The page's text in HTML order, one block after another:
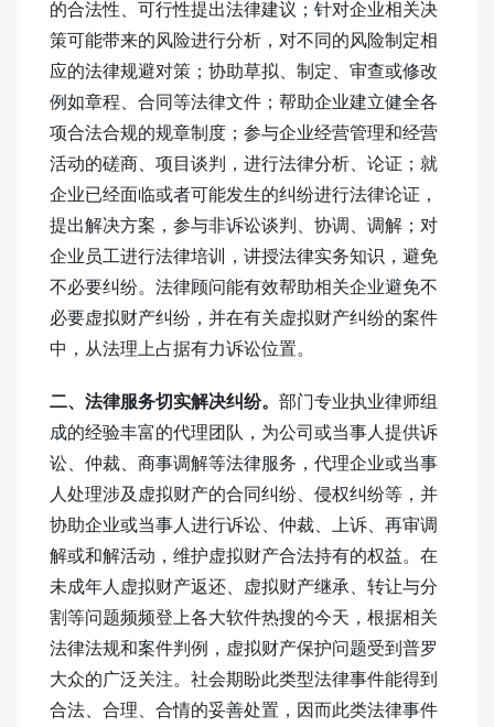
的合法性、可行性提出法律建议；针对企业相关决
策可能带来的风险进行分析，对不同的风险制定相
应的法律规避对策；协助草拟、制定、审查或修改
例如章程、合同等法律文件；帮助企业建立健全各
项合法合规的规章制度；参与企业经营管理和经营
活动的磋商、项目谈判，进行法律分析、论证；就
企业已经面临或者可能发生的纠纷进行法律论证，
提出解决方案，参与非诉讼谈判、协调、调解；对
企业员工进行法律培训，讲授法律实务知识，避免
不必要纠纷。法律顾问能有效帮助相关企业避免不
必要虚拟财产纠纷，并在有关虚拟财产纠纷的案件
中，从法理上占据有力诉讼位置。
二、法律服务切实解决纠纷。 部门专业执业律师组
成的经验丰富的代理团队，为公司或当事人提供诉
讼、仲裁、商事调解等法律服务，代理企业或当事
人处理涉及虚拟财产的合同纠纷、侵权纠纷等，并
协助企业或当事人进行诉讼、仲裁、上诉、再审调
解或和解活动，维护虚拟财产合法持有的权益。在
未成年人虚拟财产返还、虚拟财产继承、转让与分
割等问题频频登上各大软件热搜的今天，根据相关
法律法规和案件判例，虚拟财产保护问题受到普罗
大众的广泛关注。社会期盼此类型法律事件能得到
合法、合理、合情的妥善处置，因而此类法律事件